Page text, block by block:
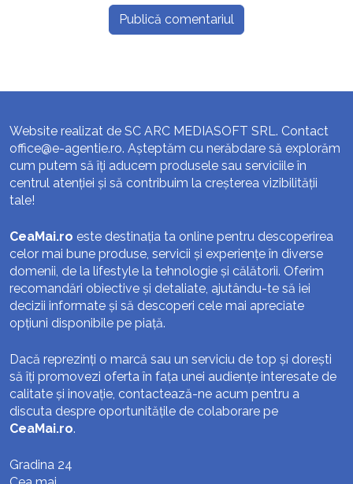
Website realizat de SC ARC MEDIASOFT SRL. Contact
office@e-agentie.ro. Așteptăm cu nerăbdare să explorăm
cum putem să îți aducem produsele sau serviciile în
centrul atenției și să contribuim la creșterea vizibilității
tale!
CeaMai.ro este destinația ta online pentru descoperirea
celor mai bune produse, servicii și experiențe în diverse
domenii, de la lifestyle la tehnologie și călătorii. Oferim
recomandări obiective și detaliate, ajutându-te să iei
decizii informate și să descoperi cele mai apreciate
opțiuni disponibile pe piață.
Dacă reprezinți o marcă sau un serviciu de top și dorești
să îți promovezi oferta în fața unei audiențe interesate de
calitate și inovație, contactează-ne acum pentru a
discuta despre oportunitățile de colaborare pe
CeaMai.ro.
Gradina 24